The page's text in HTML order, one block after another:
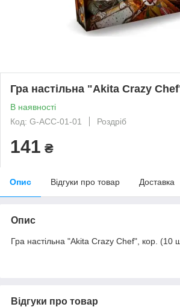
Гра настільна "Akita Crazy
В наявності
Код: G-ACC-01-01
Роздріб
141 ₴
Опис Відгуки про товар Доставка
Опис
Гра настільна "Akita Crazy Chef", кор. (10
Відгуки про товар